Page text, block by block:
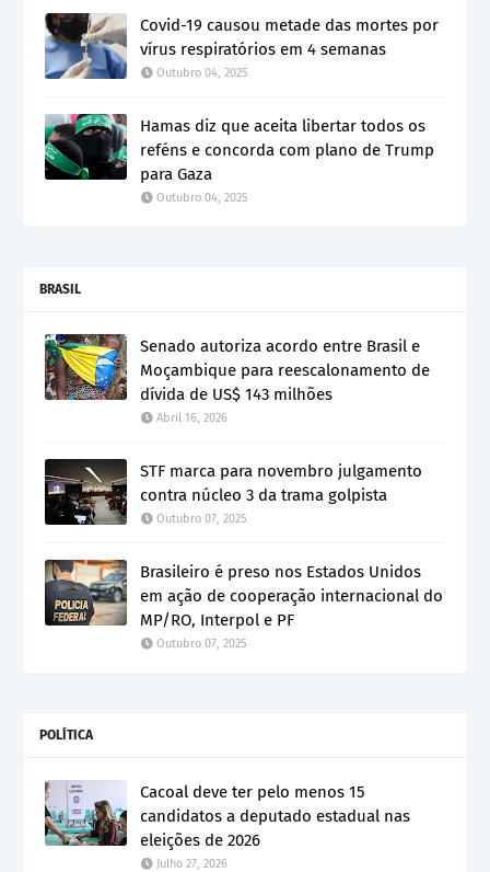
Covid-19 causou metade das mortes por
vírus respiratórios em 4 semanas
Outubro 04, 2025
Hamas diz que aceita libertar todos os
reféns e concorda com plano de Trump
para Gaza
Outubro 04, 2025
BRASIL
Senado autoriza acordo entre Brasil e
Moçambique para reescalonamento de
dívida de US$ 143 milhões
Abril 16, 2026
STF marca para novembro julgamento
contra núcleo 3 da trama golpista
Outubro 07, 2025
Brasileiro é preso nos Estados Unidos
em ação de cooperação internacional do
MP/RO, Interpol e PF
Outubro 07, 2025
POLÍTICA
Cacoal deve ter pelo menos 15
candidatos a deputado estadual nas
eleições de 2026
Julho 27, 2026